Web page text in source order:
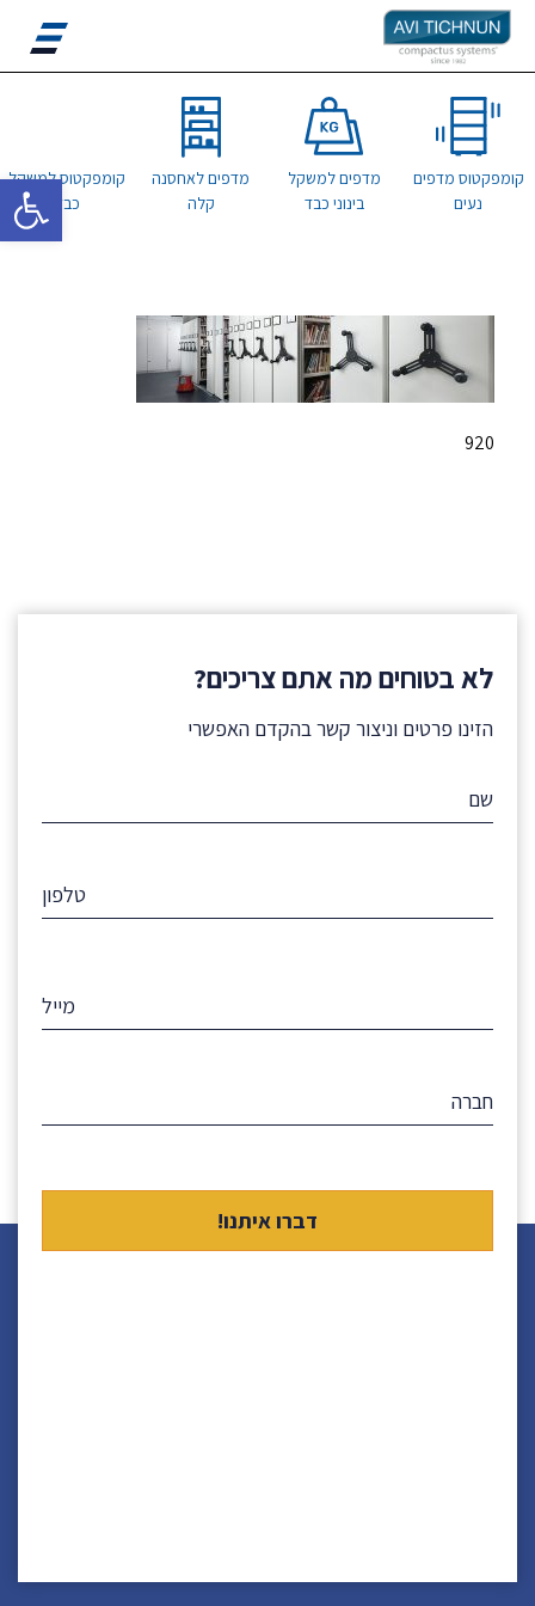
פתח
קומפקטוס מדפים
נעים
מדפים למשקל
בינוני כבד
מדפים לאחסנה
קלה
קומפקטוס למשקל
כבד
920
לא בטוחים מה אתם צריכים?
הזינו פרטים וניצור קשר בהקדם האפשרי